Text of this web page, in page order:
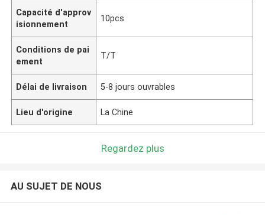
Capacité d'approv
isionnement
10pcs
Conditions de pai
ement
T/T
Délai de livraison 5-8 jours ouvrables
Lieu d'origine La Chine
Regardez plus
AU SUJET DE NOUS